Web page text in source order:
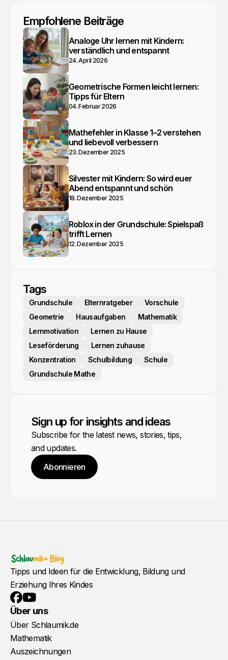
Empfohlene Beiträge
Analoge Uhr lernen mit Kindern:
verständlich und entspannt
24. April 2026
Geometrische Formen leicht lernen:
Tipps für Eltern
04. Februar 2026
Mathefehler in Klasse 1–2 verstehen
und liebevoll verbessern
23. Dezember 2025
Silvester mit Kindern: So wird euer
Abend entspannt und schön
18. Dezember 2025
Roblox in der Grundschule: Spielspaß
trifft Lernen
12. Dezember 2025
Tags
Grundschule Elternratgeber
Vorschule
Geometrie
Hausaufgaben
Mathematik
Lernmotivation
Lernen zu Hause
Leseförderung
Lernen zuhause
Konzentration
Schulbildung
Schule
Grundschule Mathe
Sign up for insights and ideas
Subscribe for the latest news, stories, tips,
and updates.
Abonnieren
Tipps und Ideen für die Entwicklung, Bildung und
Erziehung Ihres Kindes
Facebook
YouTube
Über uns
Über Schlaumik.de
Mathematik
Auszeichnungen